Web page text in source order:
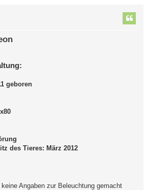
geboren
des Tieres: März 2012
Angaben zur Beleuchtung gemacht